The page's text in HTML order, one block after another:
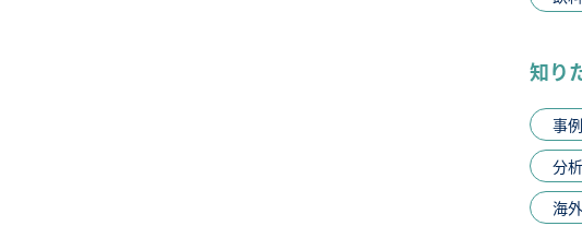
知り
事例
分
海